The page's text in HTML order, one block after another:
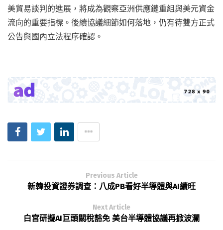
美貿易談判的進展，將成為觀察亞洲供應鏈重組與美元資金
流向的重要指標。後續協議細節如何落地，仍有待雙方正式
公告與國內立法程序確認。
Previous Article
新韓投資證券調查：八成PB看好半導體與AI續旺
Next Article
白宮研擬AI巨頭關稅豁免 美台半導體協議再掀波瀾